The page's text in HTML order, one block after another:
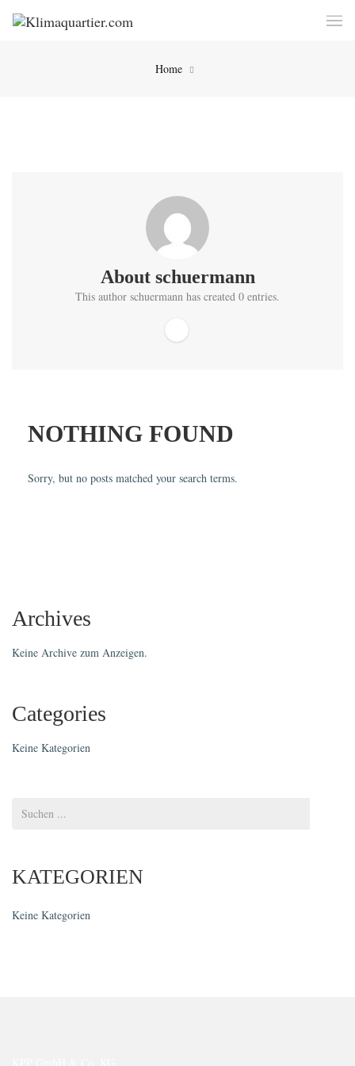
Home
About schuermann
This author schuermann has created 0 entries.
NOTHING FOUND
Sorry, but no posts matched your search terms.
Archives
Keine Archive zum Anzeigen.
Categories
Keine Kategorien
KATEGORIEN
Keine Kategorien